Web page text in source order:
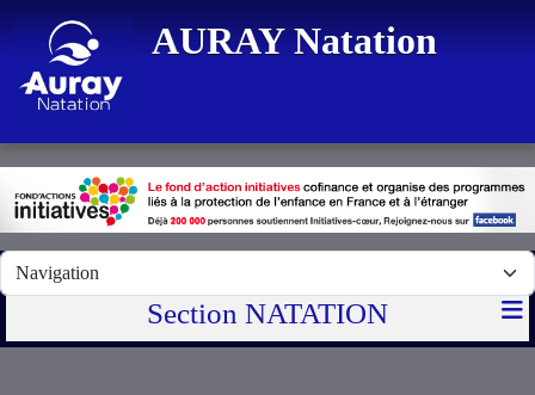
AURAY Natation
Section NATATION
Panneau de gestion des cookies